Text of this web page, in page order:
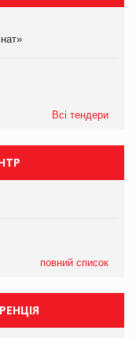
Всі тендери
повний список